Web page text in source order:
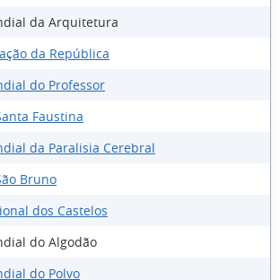
da Arquitetura
da República
do Professor
Faustina
da Paralisia Cerebral
Bruno
dos Castelos
do Algodão
do Polvo